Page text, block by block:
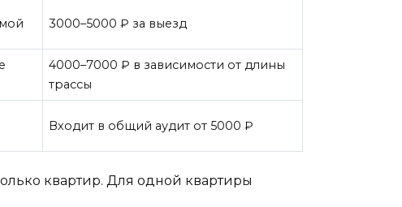
3000–5000 ₽ за выезд
4000–7000 ₽ в зависимости от длины
трассы
Входит в общий аудит от 5000 ₽
квартир. Для одной квартиры